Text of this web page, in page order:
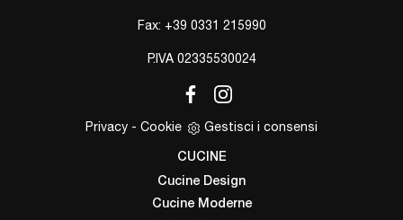
Fax: +39 0331 215990
P.IVA 02335530024
Privacy - Cookie Gestisci i consensi
CUCINE
Cucine Design
Cucine Moderne